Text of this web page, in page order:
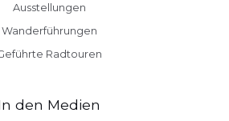
Ausstellungen
Wanderführungen
Radtouren
den Medien